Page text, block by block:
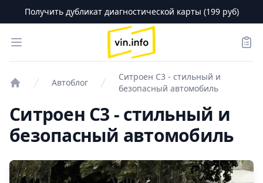
Получить дубликат диагностической карты (199 руб)
Open menu
logo
Автоблог
Ситроен С3 - стильный и
безопасный автомобиль
Ситроен С3 - стильный и
безопасный автомобиль